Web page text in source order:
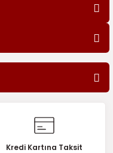
yapın!
ve diğer
öneri formunu kullanarak
Kredi Kartına Taksit